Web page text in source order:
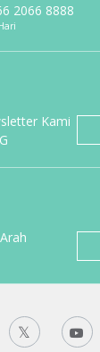
2066 8888
Kami